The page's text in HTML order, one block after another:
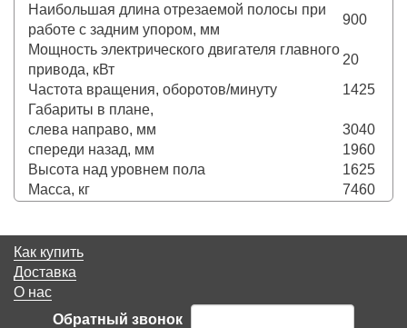
Наибольшая длина отрезаемой полосы при
работе с задним упором, мм
900
Мощность электрического двигателя главного
привода, кВт
20
Частота вращения, оборотов/минуту
1425
Габариты в плане,
слева направо, мм
спереди назад, мм
3040
1960
Высота над уровнем пола
1625
Масса, кг
7460
Как купить
Доставка
О нас
Обратный звонок